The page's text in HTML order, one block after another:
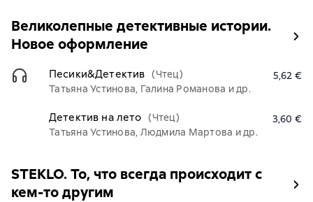
Великолепные детективные истории.
Новое оформление
Песики&Детектив (Чтец)
Татьяна Устинова, Галина Романова и др.
5,62 €
Детектив на лето (Чтец)
Татьяна Устинова, Людмила Мартова и др.
3,60 €
STEKLO. То, что всегда происходит с
кем-то другим